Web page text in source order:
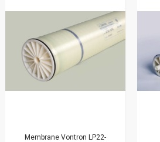
Membrane Vontron LP22-